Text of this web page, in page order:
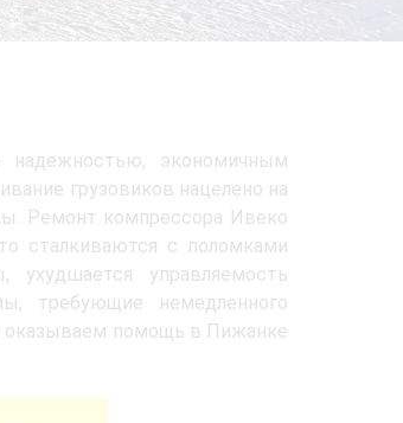
надежностью, экономичным
грузовиков нацелено на
Ремонт компрессора Ивеко
сталкиваются с поломками
управляемость
требующие немедленного
оказываем помощь в Пижанке